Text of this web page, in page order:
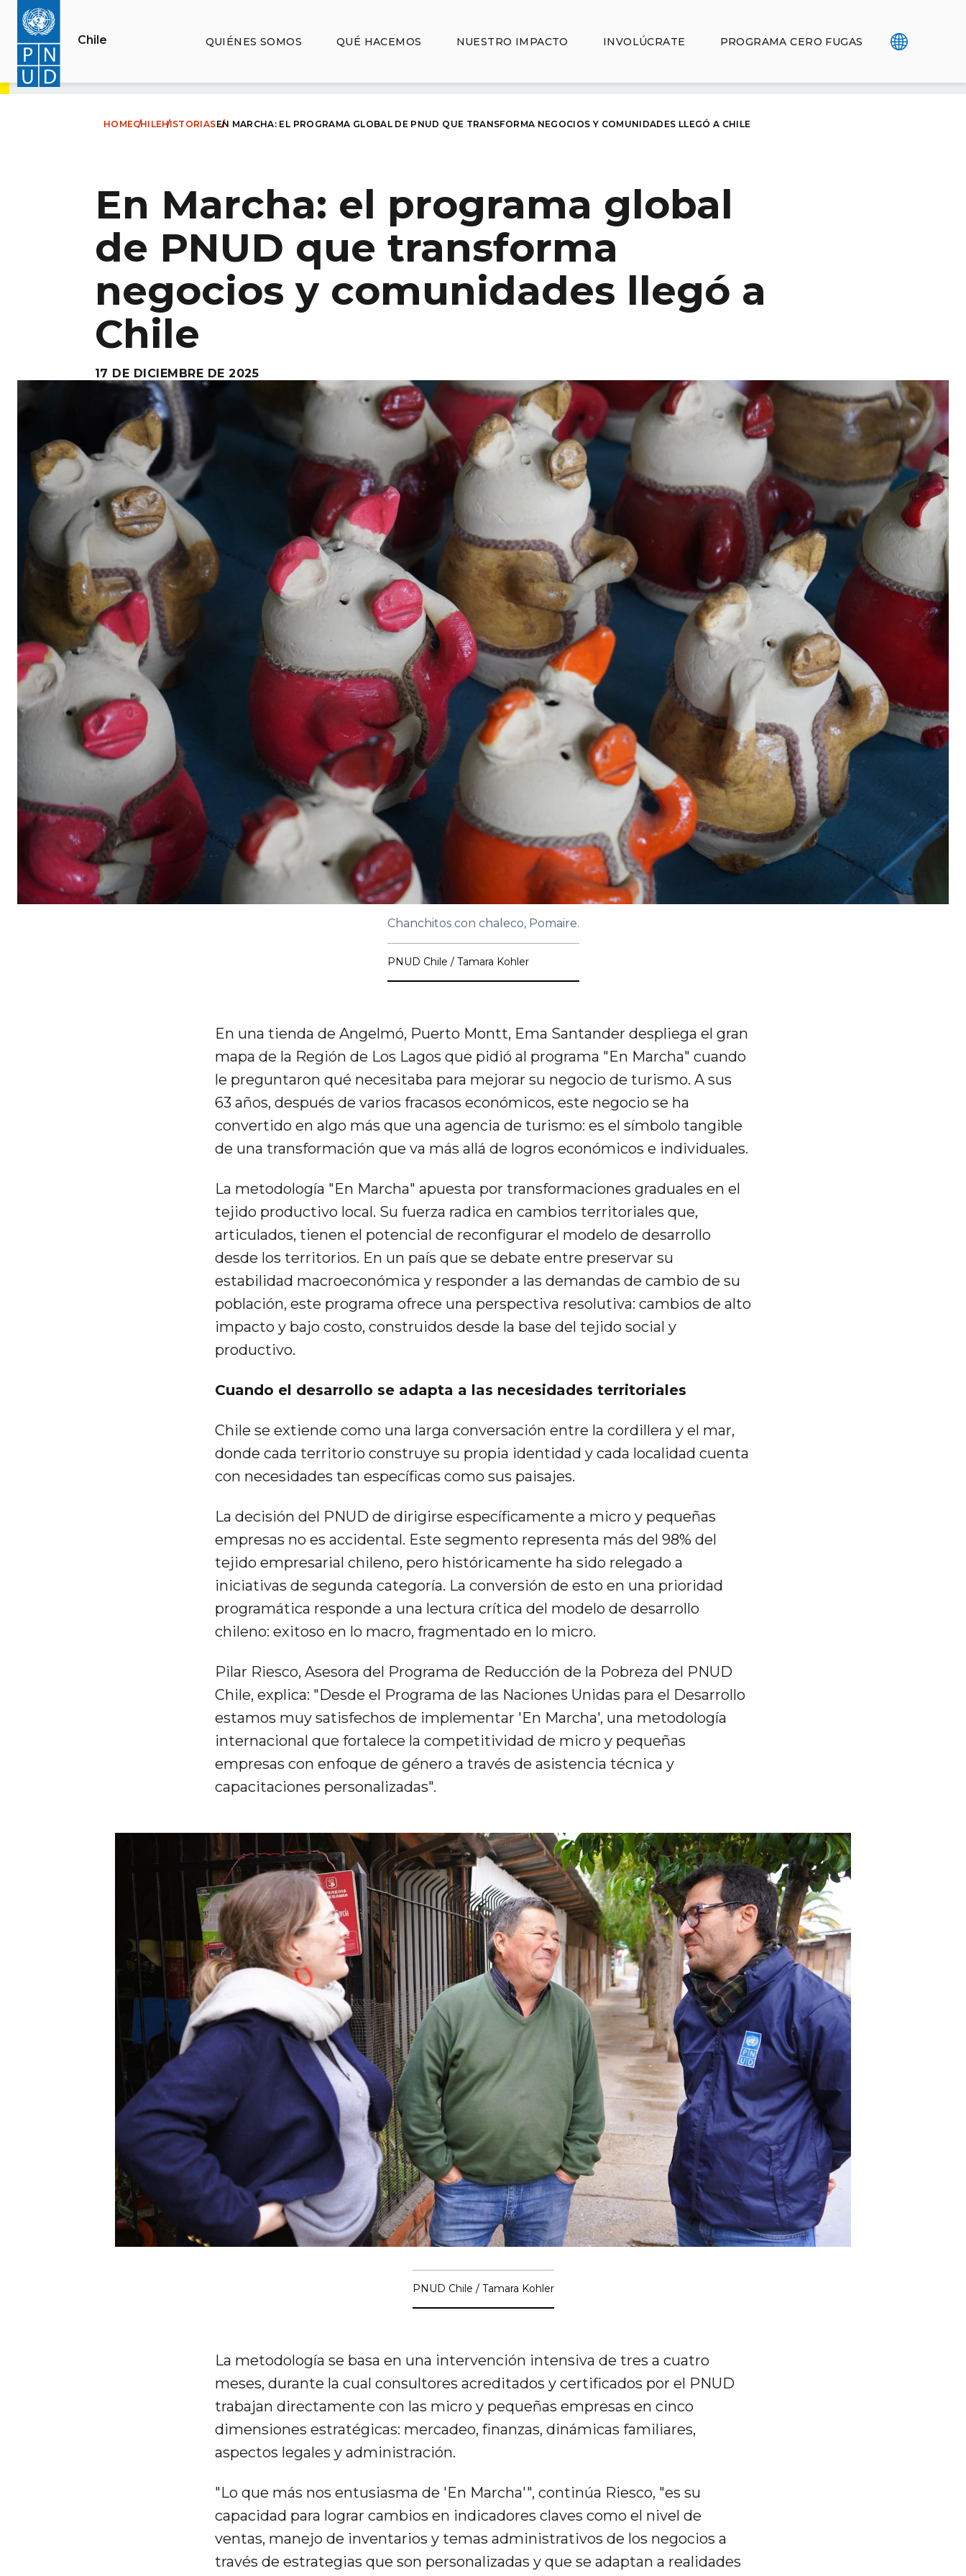
Pasar
contenido
principal
Chile QUIÉNES SOMOS QUÉ HACEMOS NUESTRO IMPACTO INVOLÚCRATE PROGRAMA CERO FUGAS
HOMECHILEHISTORIASEN MARCHA: EL PROGRAMA GLOBAL DE PNUD QUE TRANSFORMA NEGOCIOS Y COMUNIDADES LLEGÓ A CHILE
En Marcha: el programa global
de PNUD que transforma
negocios y comunidades llegó a
Chile
17 DE DICIEMBRE DE 2025
Chanchitos con chaleco, Pomaire.
PNUD Chile / Tamara Kohler
En una tienda de Angelmó, Puerto Montt, Ema Santander despliega el gran
mapa de la Región de Los Lagos que pidió al programa "En Marcha" cuando
le preguntaron qué necesitaba para mejorar su negocio de turismo. A sus
63 años, después de varios fracasos económicos, este negocio se ha
convertido en algo más que una agencia de turismo: es el símbolo tangible
de una transformación que va más allá de logros económicos e individuales.
La metodología "En Marcha" apuesta por transformaciones graduales en el
tejido productivo local. Su fuerza radica en cambios territoriales que,
articulados, tienen el potencial de reconfigurar el modelo de desarrollo
desde los territorios. En un país que se debate entre preservar su
estabilidad macroeconómica y responder a las demandas de cambio de su
población, este programa ofrece una perspectiva resolutiva: cambios de alto
impacto y bajo costo, construidos desde la base del tejido social y
productivo.
Cuando el desarrollo se adapta a las necesidades territoriales
Chile se extiende como una larga conversación entre la cordillera y el mar,
donde cada territorio construye su propia identidad y cada localidad cuenta
con necesidades tan específicas como sus paisajes.
La decisión del PNUD de dirigirse específicamente a micro y pequeñas
empresas no es accidental. Este segmento representa más del 98% del
tejido empresarial chileno, pero históricamente ha sido relegado a
iniciativas de segunda categoría. La conversión de esto en una prioridad
programática responde a una lectura crítica del modelo de desarrollo
chileno: exitoso en lo macro, fragmentado en lo micro.
Pilar Riesco, Asesora del Programa de Reducción de la Pobreza del PNUD
Chile, explica: "Desde el Programa de las Naciones Unidas para el Desarrollo
estamos muy satisfechos de implementar 'En Marcha', una metodología
internacional que fortalece la competitividad de micro y pequeñas
empresas con enfoque de género a través de asistencia técnica y
capacitaciones personalizadas".
PNUD Chile / Tamara Kohler
La metodología se basa en una intervención intensiva de tres a cuatro
meses, durante la cual consultores acreditados y certificados por el PNUD
trabajan directamente con las micro y pequeñas empresas en cinco
dimensiones estratégicas: mercadeo, finanzas, dinámicas familiares,
aspectos legales y administración.
"Lo que más nos entusiasma de 'En Marcha'", continúa Riesco, "es su
capacidad para lograr cambios en indicadores claves como el nivel de
ventas, manejo de inventarios y temas administrativos de los negocios a
través de estrategias que son personalizadas y que se adaptan a realidades